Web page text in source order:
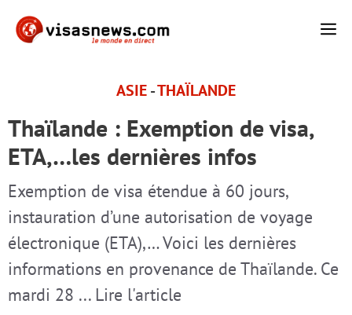
Aller
ASIE-THAÏLANDE
Thaïlande : Exemption de visa,
ETA,…les dernières infos
Exemption de visa étendue à 60 jours,
instauration d’une autorisation de voyage
électronique (ETA),… Voici les dernières
informations en provenance de Thaïlande. Ce
mardi 28 ... Lire l'article